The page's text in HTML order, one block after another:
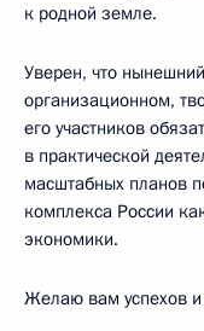
к родной земле.
Уверен, что
организационном,
его участников
в практической
масштабных планов
комплекса России
экономики.
Желаю вам успехов и